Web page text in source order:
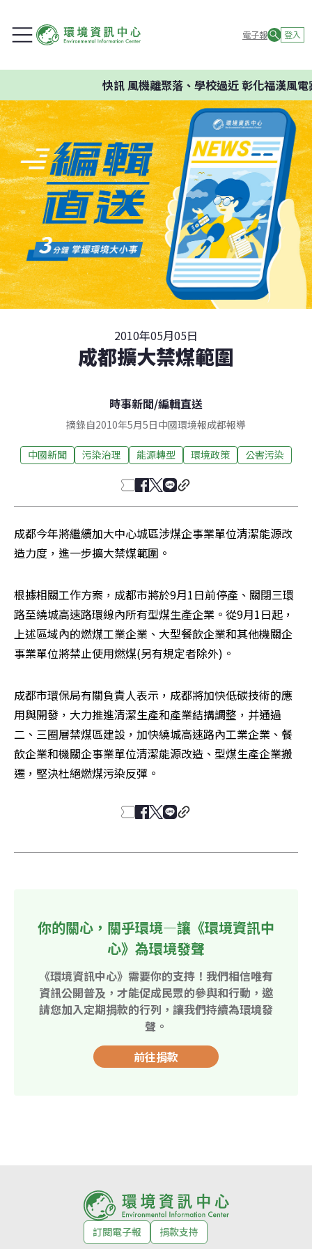
電子報 登入
快訊風機離聚落、學校過近 彰化福漢風電
2010年05月05日
成都擴大禁煤範圍
時事新聞/編輯直送
摘錄自2010年5月5日中國環境報成都報導
中國新聞 污染治理 能源轉型 環境政策 公害污染
成都今年將繼續加大中心城區涉煤企事業單位清潔能源改
造力度，進一步擴大禁煤範圍。
根據相關工作方案，成都市將於9月1日前停產、關閉三環
路至繞城高速路環線內所有型煤生產企業。從9月1日起，
上述區域內的燃煤工業企業、大型餐飲企業和其他機關企
事業單位將禁止使用燃煤(另有規定者除外)。
成都市環保局有關負責人表示，成都將加快低碳技術的應
用與開發，大力推進清潔生產和產業結搆調整，并通過
二、三圈層禁煤區建設，加快繞城高速路內工業企業、餐
飲企業和機關企事業單位清潔能源改造、型煤生產企業搬
遷，堅決杜絕燃煤污染反彈。
你的關心，關乎環境—讓《環境資訊中
心》為環境發聲
《環境資訊中心》需要你的支持！我們相信唯有
資訊公開普及，才能促成民眾的參與和行動，邀
請您加入定期捐款的行列，讓我們持續為環境發
聲。
前往捐款
訂閱電子報
捐款支持